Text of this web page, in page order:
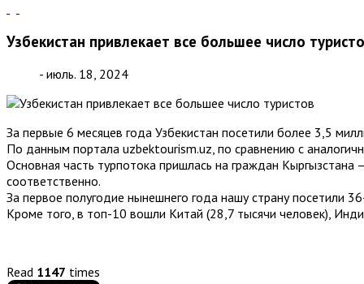
Узбекистан привлекает все большее число
- июль. 18, 2024
За первые 6 месяцев года Узбекистан посетили более 3,5
По данным портала uzbektourism.uz, по сравнению с
Основная часть турпотока пришлась на граждан
соответственно.
За первое полугодие нынешнего года нашу страну посетили
Кроме того, в топ-10 вошли Китай (28,7 тысячи человек),
Read 1147 times